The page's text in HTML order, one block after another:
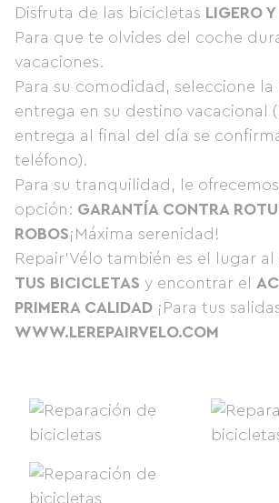
Disfruta de las bicicletas LIGERO
Para que te olvides del coche
vacaciones.
Para su comodidad, seleccione
entrega en su destino vacacional
entrega al final del día se
teléfono).
Para su tranquilidad, le
opción: GARANTÍA CONTRA
ROBOS¡Máxima serenidad!
Repair'Vélo también es el lugar al
TUS BICICLETAS y encontrar el
PRIMERA CALIDAD ¡Para tus
WWW.LEREPAIRVELO.COM